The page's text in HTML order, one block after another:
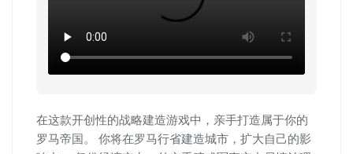
在这款开创性的战略建造游戏中，亲手打造属于你的
罗马帝国。 你将在罗马行省建造城市，扩大自己的影